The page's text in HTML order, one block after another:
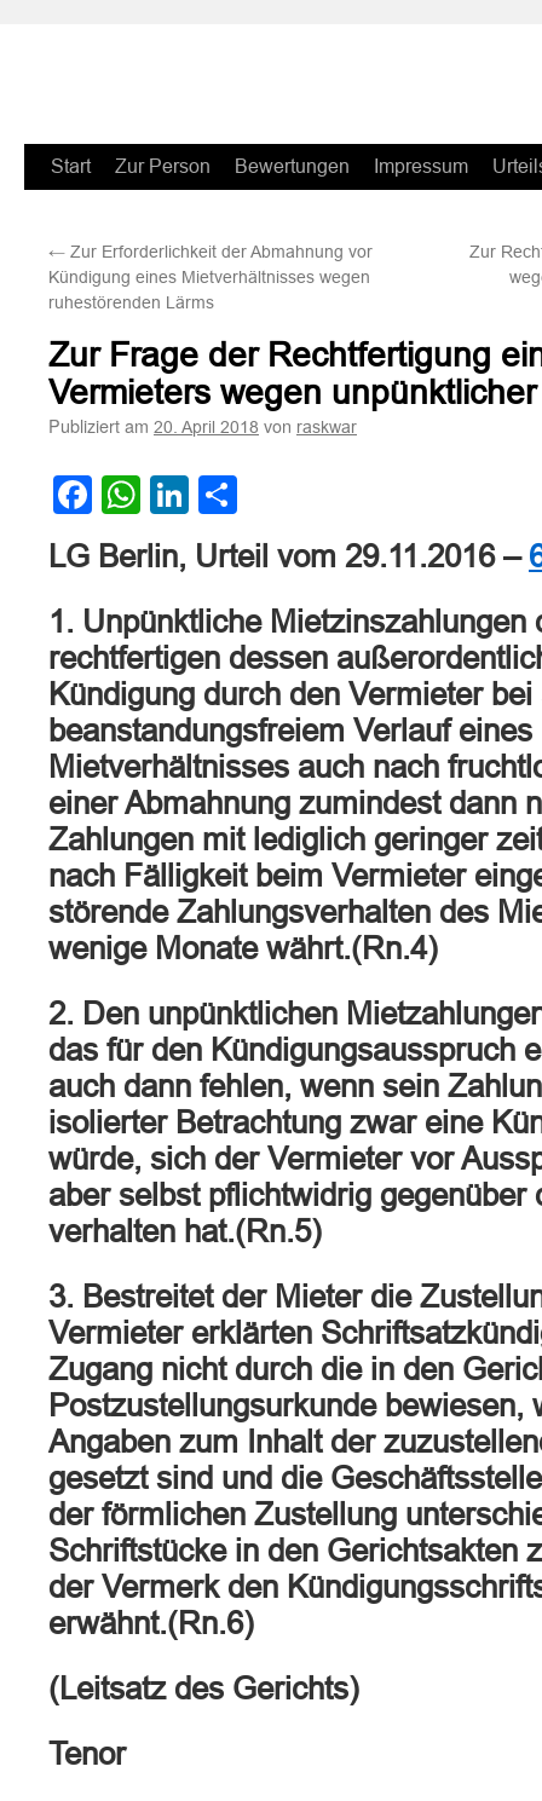
Zum
springen
Start Zur Person Bewertungen Impressum
← Zur Erforderlichkeit der Abmahnung vor
Kündigung eines Mietverhältnisses wegen
ruhestörenden Lärms
Zur
Zur Frage der Rechtfertigung
Vermieters wegen
Publiziert am 20. April 2018 von raskwar
Facebook
WhatsApp
LinkedIn
LG Berlin, Urteil vom 29.11.2016 –
1. Unpünktliche Mietzinszahlungen
rechtfertigen dessen
Kündigung durch den Vermieter
beanstandungsfreiem Verlauf
Mietverhältnisses auch nach
einer Abmahnung zumindest dann
Zahlungen mit lediglich geringer
nach Fälligkeit beim Vermieter
störende Zahlungsverhalten des
wenige Monate währt.(Rn.4)
2. Den unpünktlichen
das für den Kündigungsausspruch
auch dann fehlen, wenn sein
isolierter Betrachtung zwar eine
würde, sich der Vermieter vor
aber selbst pflichtwidrig gegenüber
verhalten hat.(Rn.5)
3. Bestreitet der Mieter die
Vermieter erklärten
Zugang nicht durch die in den
Postzustellungsurkunde bewiesen,
Angaben zum Inhalt der
gesetzt sind und die
der förmlichen Zustellung
Schriftstücke in den Gerichtsakten
der Vermerk den
erwähnt.(Rn.6)
(Leitsatz des Gerichts)
Tenor